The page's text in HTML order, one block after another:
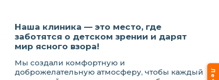
Наша клиника — это место, где
заботятся о детском зрении и дарят
мир ясного взора!
Мы создали комфортную и
доброжелательную атмосферу, чтобы каждый